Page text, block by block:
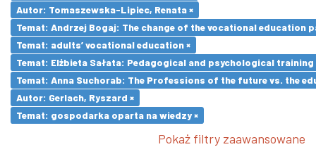
Autor: Tomaszewska-Lipiec, Renata ×
Temat: Andrzej Bogaj: The change of the vocational education
Temat: adults’ vocational education ×
Temat: Elżbieta Sałata: Pedagogical and psychological
Temat: Anna Suchorab: The Professions of the future vs. the
Autor: Gerlach, Ryszard ×
Temat: gospodarka oparta na wiedzy ×
Pokaż filtry zaawansowane